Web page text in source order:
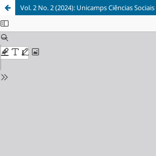
Vol. 2 No. 2 (2024): Unicamps Ciências Sociais